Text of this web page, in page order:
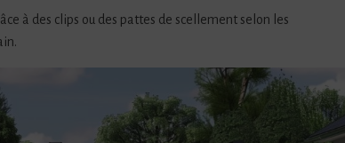
à des clips ou des pattes de scellement selon les